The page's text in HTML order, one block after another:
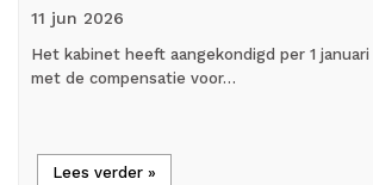
11 jun 2026
Het kabinet heeft aangekondigd per 1
met de compensatie voor…
Lees verder »